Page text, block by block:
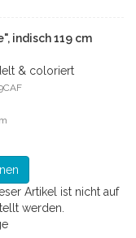
indisch 119 cm
& coloriert
Artikel ist nicht auf
werden.